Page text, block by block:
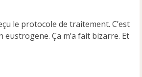
le protocole de traitement. C’est
eustrogene. Ça m’a fait bizarre. Et